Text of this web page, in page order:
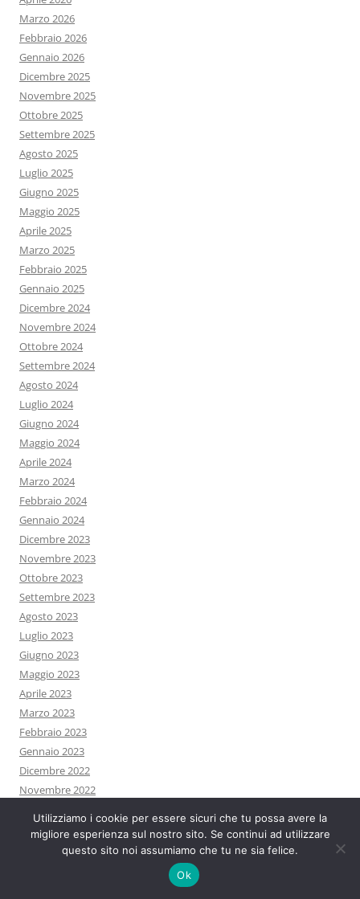
Marzo 2026
Febbraio 2026
Gennaio 2026
Dicembre 2025
Novembre 2025
Ottobre 2025
Settembre 2025
Agosto 2025
Luglio 2025
Giugno 2025
Maggio 2025
Aprile 2025
Marzo 2025
Febbraio 2025
Gennaio 2025
Dicembre 2024
Novembre 2024
Ottobre 2024
Settembre 2024
Agosto 2024
Luglio 2024
Giugno 2024
Maggio 2024
Aprile 2024
Marzo 2024
Febbraio 2024
Gennaio 2024
Dicembre 2023
Novembre 2023
Ottobre 2023
Settembre 2023
Agosto 2023
Luglio 2023
Giugno 2023
Maggio 2023
Aprile 2023
Marzo 2023
Febbraio 2023
Gennaio 2023
Dicembre 2022
Novembre 2022
Settembre 2022
Agosto 2022
Utilizziamo i cookie per essere sicuri che tu possa avere la
migliore esperienza sul nostro sito. Se continui ad utilizzare
questo sito noi assumiamo che tu ne sia felice.
Ok